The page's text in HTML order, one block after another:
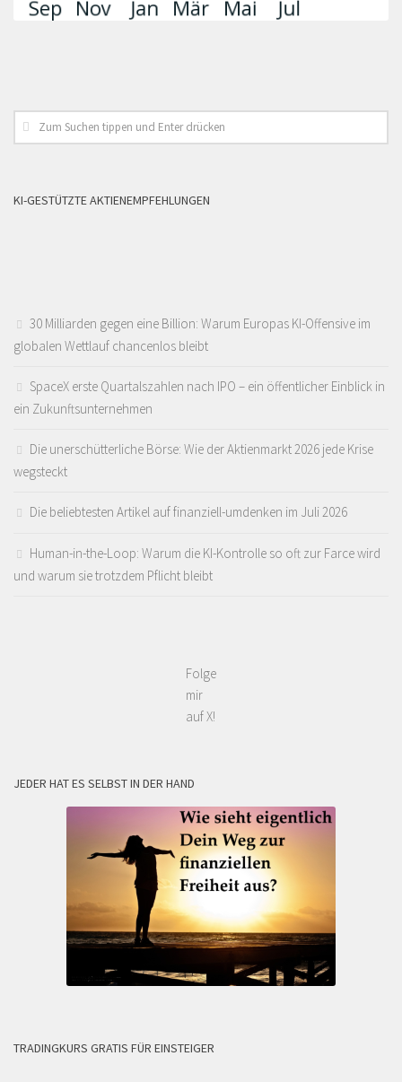
KI-GESTÜTZTE AKTIENEMPFEHLUNGEN
30 Milliarden gegen eine Billion: Warum Europas KI-Offensive im
globalen Wettlauf chancenlos bleibt
SpaceX erste Quartalszahlen nach IPO – ein öffentlicher Einblick in
ein Zukunftsunternehmen
Die unerschütterliche Börse: Wie der Aktienmarkt 2026 jede Krise
wegsteckt
Die beliebtesten Artikel auf finanziell-umdenken im Juli 2026
Human-in-the-Loop: Warum die KI-Kontrolle so oft zur Farce wird
und warum sie trotzdem Pflicht bleibt
Folge
mir
auf X!
JEDER HAT ES SELBST IN DER HAND
TRADINGKURS GRATIS FÜR EINSTEIGER